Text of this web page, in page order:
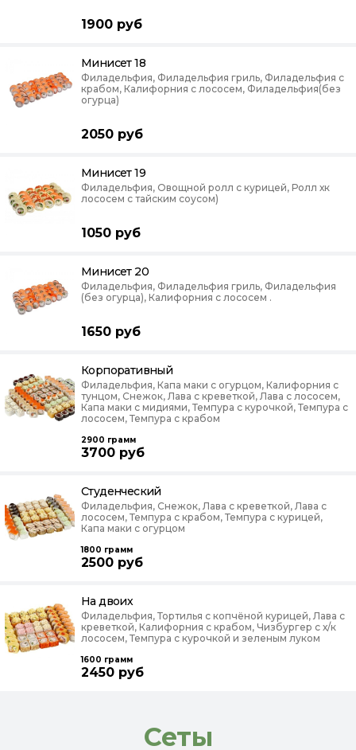
1900 руб
Минисет 18
Филадельфия, Филадельфия гриль, Филадельфия с
крабом, Калифорния с лососем, Филадельфия(без
огурца)
2050 руб
Минисет 19
Филадельфия, Овощной ролл с курицей, Ролл хк
лососем с тайским соусом)
1050 руб
Минисет 20
Филадельфия, Филадельфия гриль, Филадельфия
(без огурца), Калифорния с лососем .
1650 руб
Корпоративный
Филадельфия, Капа маки с огурцом, Калифорния с
тунцом, Снежок, Лава с креветкой, Лава с лососем,
Капа маки с мидиями, Темпура с курочкой, Темпура с
лососем, Темпура с крабом
2900 грамм
3700 руб
Студенческий
Филадельфия, Снежок, Лава с креветкой, Лава с
лососем, Темпура с крабом, Темпура с курицей,
Капа маки с огурцом
1800 грамм
2500 руб
На двоих
Филадельфия, Тортилья с копчёной курицей, Лава с
креветкой, Калифорния с крабом, Чизбургер с х/к
лососем, Темпура с курочкой и зеленым луком
1600 грамм
2450 руб
Сеты